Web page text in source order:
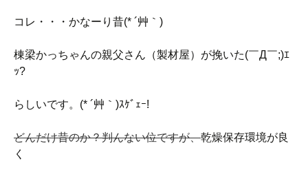
コレ・・・かなーり昔(* ´艸｀)
棟梁かっちゃんの親父さん（製材屋）が挽いた(￣Д￣;)ｴ
ｯ?
らしいです。(* ´艸｀)ｽｹﾞｪｰ!
どんだけ昔のか？判んない位ですが、乾燥保存環境が良
く